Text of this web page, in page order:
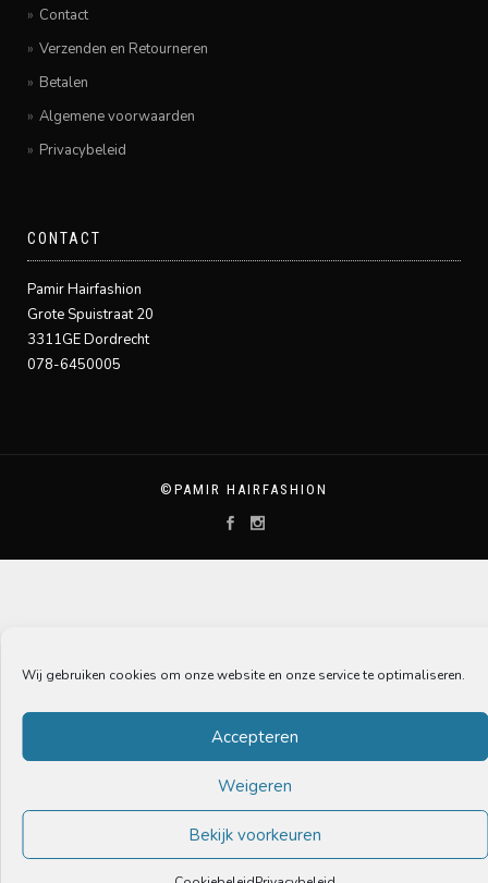
Wij gebruiken cookies om onze website en onze service te optimaliseren.
Accepteren
Weigeren
Bekijk voorkeuren
Contact
Verzenden en Retourneren
Betalen
Algemene voorwaarden
Privacybeleid
CONTACT
Pamir Hairfashion
Grote Spuistraat 20
3311GE Dordrecht
078-6450005
©PAMIR HAIRFASHION